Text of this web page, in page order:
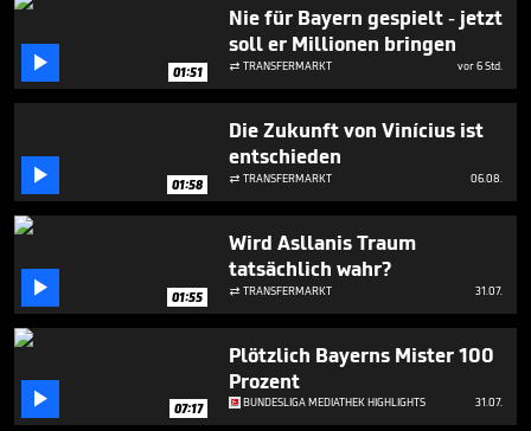
1
1
second
 01:51
Nie für Bayern gespielt - jetzt
soll er Millionen bringen
 TRANSFERMARKT vor 6 Std.
 01:58
Die Zukunft von Vinícius ist
entschieden
 TRANSFERMARKT 06.08.
 01:55
Wird Asllanis Traum
tatsächlich wahr?
 TRANSFERMARKT 31.07.
 07:17
Plötzlich Bayerns Mister 100
Prozent
BUNDESLIGA MEDIATHEK HIGHLIGHTS 31.07.